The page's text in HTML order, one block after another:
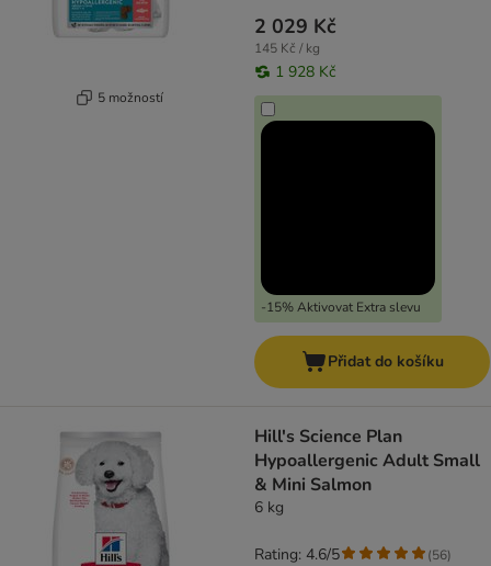
5 možností
2 029 Kč
145 Kč / kg
1 928 Kč
-15% Aktivovat Extra slevu
Přidat do košíku
Hill's Science Plan
Hypoallergenic Adult Small
& Mini Salmon
6 kg
Rating: 4.6/5 (56)